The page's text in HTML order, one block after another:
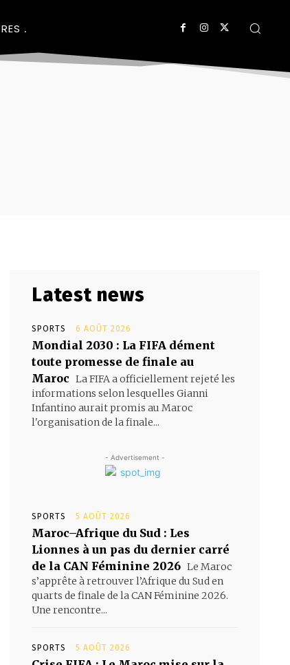
Latest news
SPORTS 6 AOÛT 2026
Mondial 2030 : La FIFA dément
toute promesse de finale au
Maroc La FIFA a officiellement rejeté les
informations selon lesquelles Gianni
Infantino aurait promis au Maroc
l'organisation de la finale...
- Advertisement -
SPORTS 5 AOÛT 2026
Maroc–Afrique du Sud : Les
Lionnes à un pas du dernier carré
de la CAN Féminine 2026 Le Maroc
s’apprête à retrouver l’Afrique du Sud en
quarts de finale de la CAN Féminine 2026.
Une rencontre...
SPORTS 5 AOÛT 2026